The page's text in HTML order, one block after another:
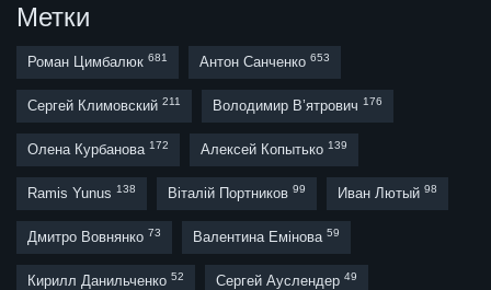
Метки
Роман Цимбалюк 681 Антон Санченко 653
Сергей Климовский 211 Володимир В’ятрович 176
Олена Курбанова 172 Алексей Копытько 139
Ramis Yunus 138 Віталій Портников 99 Иван Лютый 98
Дмитро Вовнянко 73 Валентина Емінова 59
Кирилл Данильченко 52 Сергей Ауслендер 49